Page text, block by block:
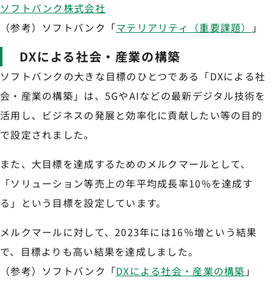
ソフトバンク株式会社
（参考）ソフトバンク「マテリアリティ（重要課題） 」
DXによる社会・産業の構築
ソフトバンクの大きな目標のひとつである「DXによる社
会・産業の構築」は、5GやAIなどの最新デジタル技術を
活用し、ビジネスの発展と効率化に貢献したい等の目的
で設定されました。
また、大目標を達成するためのメルクマールとして、
「ソリューション等売上の年平均成長率10%を達成す
る」という目標を設定しています。
メルクマールに対して、2023年には16％増という結果
で、目標よりも高い結果を達成しました。
（参考）ソフトバンク「DXによる社会・産業の構築 」